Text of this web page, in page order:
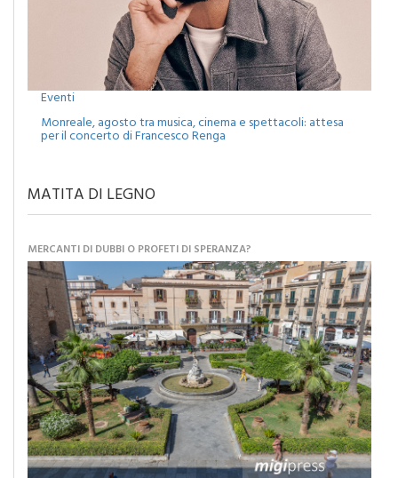
Monreale, agosto tra musica, cinema e spettacoli: attesa
per il concerto di Francesco Renga